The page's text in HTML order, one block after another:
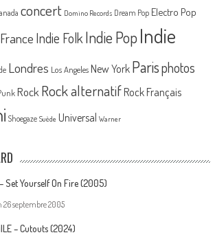
concert Domino Records Dream Pop Electro Pop
France Indie FolkIndie PopIndie
Londres Los Angeles New York Parisphotos
Rock Rock alternatif Rock Français
Shoegaze Suède Universal Warner
Set Yourself On Fire (2005)
26 septembre 2005
– Cutouts (2024)